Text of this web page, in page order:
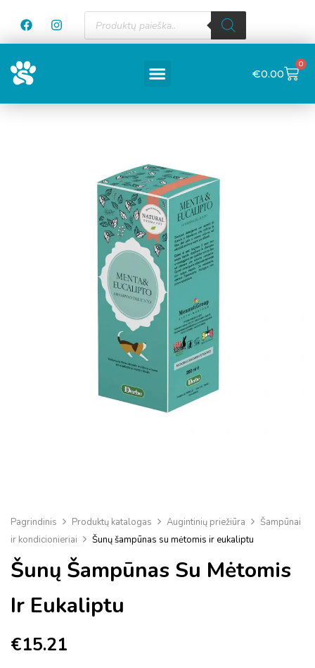
€0.00
0
Pagrindinis Produktų katalogas Augintinių priežiūra
Šampūnai
ir kondicionieriai
Šunų šampūnas su mėtomis ir eukaliptu
Šunų Šampūnas Su Mėtomis
Ir Eukaliptu
€15.21